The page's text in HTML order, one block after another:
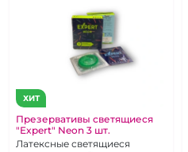
ХИТ
Презервативы светящиеся
"Expert" Neon 3 шт.
Латексные светящиеся